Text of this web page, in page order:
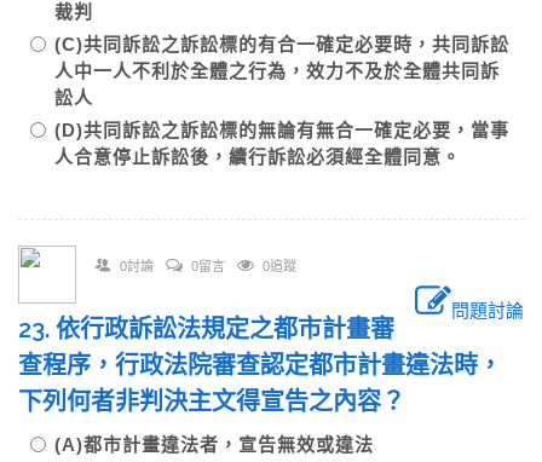
裁判
(C)共同訴訟之訴訟標的有合一確定必要時，共同訴訟
人中一人不利於全體之行為，效力不及於全體共同訴
訟人
(D)共同訴訟之訴訟標的無論有無合一確定必要，當事
人合意停止訴訟後，續行訴訟必須經全體同意。
0討論 0留言 0追蹤
問題討論
23. 依行政訴訟法規定之都市計畫審
查程序，行政法院審查認定都市計畫違法時，
下列何者非判決主文得宣告之內容？
(A)都市計畫違法者，宣告無效或違法